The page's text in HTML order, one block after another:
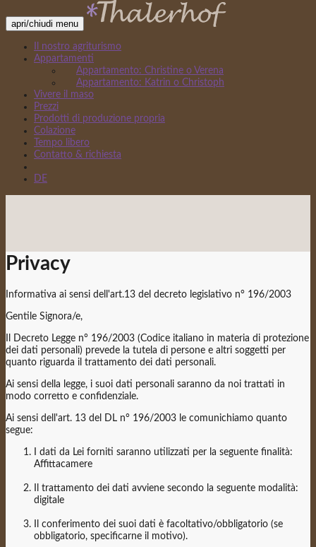
apri/chiudi menu
Il nostro agriturismo
Appartamenti
Appartamento: Christine o Verena
Appartamento: Katrin o Christoph
Vivere il maso
Prezzi
Prodotti di produzione propria
Colazione
Tempo libero
Contatto & richiesta
DE
Privacy
Informativa ai sensi dell'art.13 del decreto legislativo n° 196/2003
Gentile Signora/e,
Il Decreto Legge n° 196/2003 (Codice italiano in materia di protezione
dei dati personali) prevede la tutela di persone e altri soggetti per
quanto riguarda il trattamento dei dati personali.
Ai sensi della legge, i suoi dati personali saranno da noi trattati in
modo corretto e confidenziale.
Ai sensi dell'art. 13 del DL n° 196/2003 le comunichiamo quanto
segue:
I dati da Lei forniti saranno utilizzati per la seguente finalità:
Affittacamere
Il trattamento dei dati avviene secondo la seguente modalità:
digitale
Il conferimento dei suoi dati è facoltativo/obbligatorio (se
obbligatorio, specificarne il motivo).